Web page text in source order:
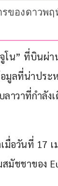
ของดาวพ
โน” ที่บินผ่า
ลที่น่าประ
าวาที่กำลั
อวันที่ 17
ชชาของ